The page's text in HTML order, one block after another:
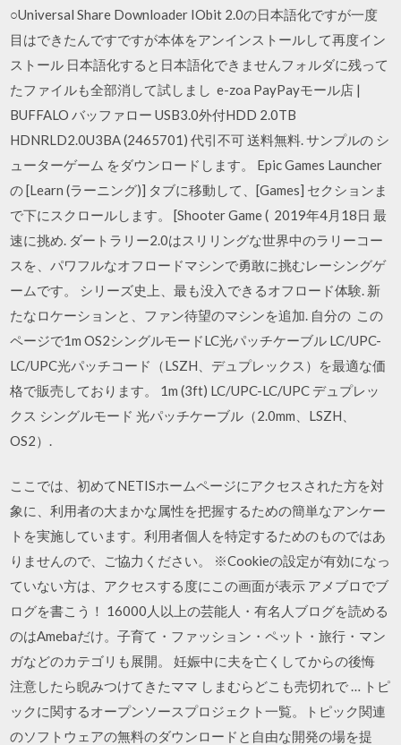
○Universal Share Downloader IObit 2.0の日本語化ですが一度
目はできたんですですが本体をアンインストールして再度イン
ストール 日本語化すると日本語化できませんフォルダに残って
たファイルも全部消して試しまし e-zoa PayPayモール店 |
BUFFALO バッファロー USB3.0外付HDD 2.0TB
HDNRLD2.0U3BA (2465701) 代引不可 送料無料. サンプルの シ
ューターゲーム をダウンロードします。 Epic Games Launcher
の [Learn (ラーニング)] タブに移動して、[Games] セクションま
で下にスクロールします。 [Shooter Game ( 2019年4月18日 最
速に挑め. ダートラリー2.0はスリリングな世界中のラリーコー
スを、パワフルなオフロードマシンで勇敢に挑むレーシングゲ
ームです。 シリーズ史上、最も没入できるオフロード体験. 新
たなロケーションと、ファン待望のマシンを追加. 自分の この
ページで1m OS2シングルモードLC光パッチケーブル LC/UPC-
LC/UPC光パッチコード（LSZH、デュプレックス）を最適な価
格で販売しております。 1m (3ft) LC/UPC-LC/UPC デュプレッ
クス シングルモード 光パッチケーブル（2.0mm、LSZH、
OS2）.
ここでは、初めてNETISホームページにアクセスされた方を対
象に、利用者の大まかな属性を把握するための簡単なアンケー
トを実施しています。利用者個人を特定するためのものではあ
りませんので、ご協力ください。 ※Cookieの設定が有効になっ
ていない方は、アクセスする度にこの画面が表示 アメブロでブ
ログを書こう！ 16000人以上の芸能人・有名人ブログを読める
のはAmebaだけ。子育て・ファッション・ペット・旅行・マン
ガなどのカテゴリも展開。 妊娠中に夫を亡くしてからの後悔
注意したら睨みつけてきたママ しまむらどこも売切れで … トピ
ックに関するオープンソースプロジェクト一覧。トピック関連
のソフトウェアの無料のダウンロードと自由な開発の場を提